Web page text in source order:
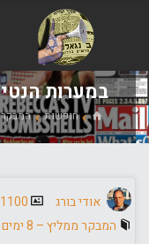
של
אודי
בורג במערות
ביתחופשות המבקר ממליץ - 8
אודי בורג
גודל
מלא
1100 × 733
המבקר ממליץ – 8 ימים וקצת במרכז שוויץ